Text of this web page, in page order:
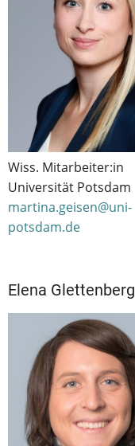
Wiss. Mitarbeiter:in
Universität Potsdam
martina.geisen@uni-
potsdam.de
Elena Glettenberg